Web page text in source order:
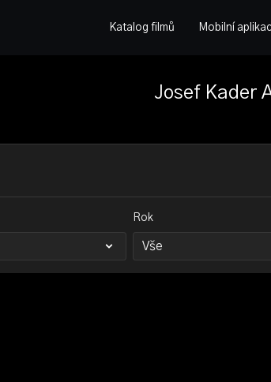
Katalog filmů Mobilní
Josef Kader
Rok